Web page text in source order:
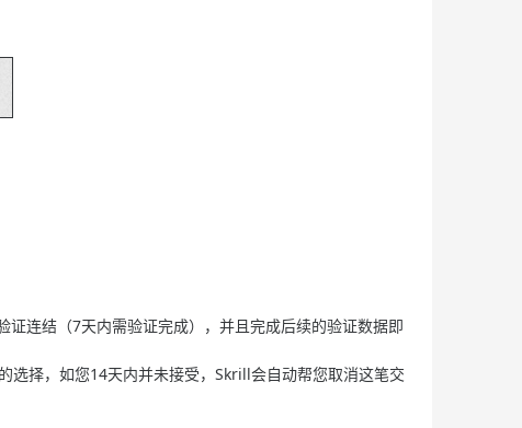
证连结（7天内需验证完成），并且完成后续的验证数据即
选择，如您14天内并未接受，Skrill会自动帮您取消这笔交